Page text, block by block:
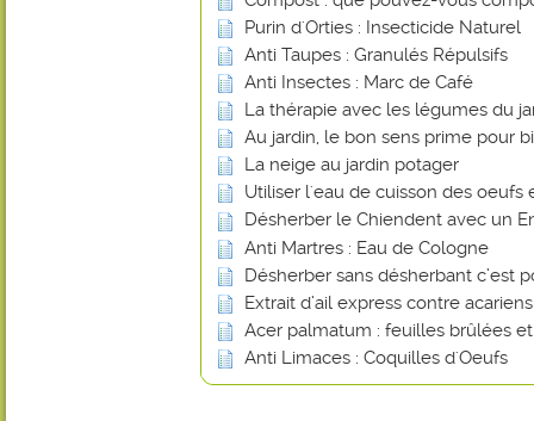
Purin d'Orties : Insecticide Naturel
Anti Taupes : Granulés Répulsifs
Anti Insectes : Marc de Café
La thérapie avec les légumes du
Au jardin, le bon sens prime pour
La neige au jardin potager
Utiliser l'eau de cuisson des oeufs
Désherber le Chiendent avec un
Anti Martres : Eau de Cologne
Désherber sans désherbant c’est
Extrait d’ail express contre
Acer palmatum : feuilles brûlées
Anti Limaces : Coquilles d'Oeufs